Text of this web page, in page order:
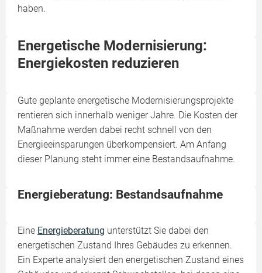
haben.
Energetische Modernisierung:
Energiekosten reduzieren
Gute geplante energetische Modernisierungsprojekte
rentieren sich innerhalb weniger Jahre. Die Kosten der
Maßnahme werden dabei recht schnell von den
Energieeinsparungen überkompensiert. Am Anfang
dieser Planung steht immer eine Bestandsaufnahme.
Energieberatung: Bestandsaufnahme
Eine Energieberatung unterstützt Sie dabei den
energetischen Zustand Ihres Gebäudes zu erkennen.
Ein Experte analysiert den energetischen Zustand eines